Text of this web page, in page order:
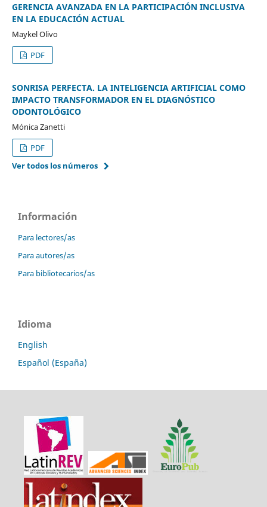
GERENCIA AVANZADA EN LA PARTICIPACIÓN INCLUSIVA
EN LA EDUCACIÓN ACTUAL
Maykel Olivo
PDF
SONRISA PERFECTA. LA INTELIGENCIA ARTIFICIAL COMO
IMPACTO TRANSFORMADOR EN EL DIAGNÓSTICO
ODONTOLÓGICO
Mónica Zanetti
PDF
Ver todos los números
Información
Para lectores/as
Para autores/as
Para bibliotecarios/as
Idioma
English
Español (España)